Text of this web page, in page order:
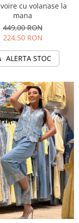
cu volanase la
mana
449,00 RON
224,50 RON
ALERTA STOC